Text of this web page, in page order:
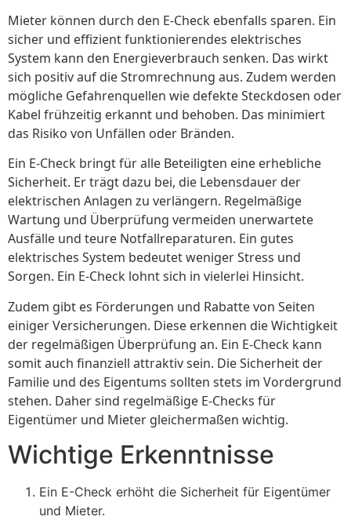
Mieter können durch den E-Check ebenfalls sparen. Ein
sicher und effizient funktionierendes elektrisches
System kann den Energieverbrauch senken. Das wirkt
sich positiv auf die Stromrechnung aus. Zudem werden
mögliche Gefahrenquellen wie defekte Steckdosen oder
Kabel frühzeitig erkannt und behoben. Das minimiert
das Risiko von Unfällen oder Bränden.
Ein E-Check bringt für alle Beteiligten eine erhebliche
Sicherheit. Er trägt dazu bei, die Lebensdauer der
elektrischen Anlagen zu verlängern. Regelmäßige
Wartung und Überprüfung vermeiden unerwartete
Ausfälle und teure Notfallreparaturen. Ein gutes
elektrisches System bedeutet weniger Stress und
Sorgen. Ein E-Check lohnt sich in vielerlei Hinsicht.
Zudem gibt es Förderungen und Rabatte von Seiten
einiger Versicherungen. Diese erkennen die Wichtigkeit
der regelmäßigen Überprüfung an. Ein E-Check kann
somit auch finanziell attraktiv sein. Die Sicherheit der
Familie und des Eigentums sollten stets im Vordergrund
stehen. Daher sind regelmäßige E-Checks für
Eigentümer und Mieter gleichermaßen wichtig.
Wichtige Erkenntnisse
Ein E-Check erhöht die Sicherheit für Eigentümer
und Mieter.